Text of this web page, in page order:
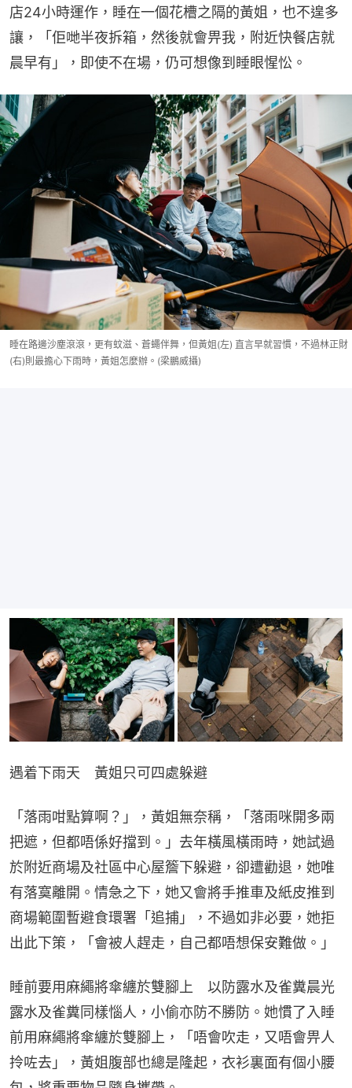
店24小時運作，睡在一個花槽之隔的黃姐，也不遑多
讓，「佢哋半夜拆箱，然後就會畀我，附近快餐店就
晨早有」，即使不在場，仍可想像到睡眼惺忪。
睡在路邊沙塵滾滾，更有蚊滋、蒼蠅伴舞，但黃姐(左) 直言早就習慣，不過林正財
(右)則最擔心下雨時，黃姐怎麼辦。(梁鵬威攝)
遇着下雨天　黃姐只可四處躲避
「落雨咁點算啊？」，黃姐無奈稱，「落雨咪開多兩
把遮，但都唔係好擋到。」去年橫風橫雨時，她試過
於附近商場及社區中心屋簷下躲避，卻遭勸退，她唯
有落寞離開。情急之下，她又會將手推車及紙皮推到
商場範圍暫避食環署「追捕」，不過如非必要，她拒
出此下策，「會被人趕走，自己都唔想保安難做。」
睡前要用麻繩將傘纏於雙腳上　以防露水及雀糞晨光
露水及雀糞同樣惱人，小偷亦防不勝防。她慣了入睡
前用麻繩將傘纏於雙腳上，「唔會吹走，又唔會畀人
拎咗去」，黃姐腹部也總是隆起，衣衫裏面有個小腰